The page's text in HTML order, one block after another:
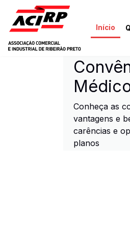
Pular para o conteúdo principal
Início
ACIRP -
Conheça as
vantagens e
carências e
planos